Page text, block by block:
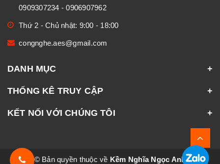
0909307234 -0906907962
Thứ 2 - Chủ nhật: 9:00 - 18:00
congnghe.aes@gmail.com
DANH MỤC
THỐNG KÊ TRUY CẬP
KẾT NỐI VỚI CHÚNG TÔI
© Bản quyền thuộc về Kềm Nghĩa Ngọc Anh